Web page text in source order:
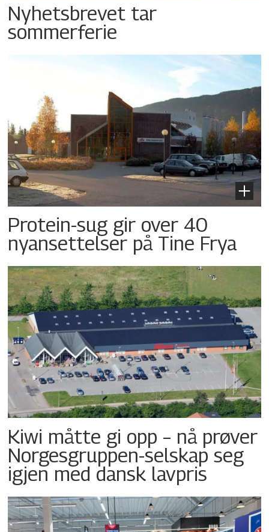
Nyhetsbrevet tar
sommerferie
Protein-sug gir over 40
nyansettelser på Tine Frya
Kiwi måtte gi opp – nå prøver
Norgesgruppen-selskap seg
igjen med dansk lavpris